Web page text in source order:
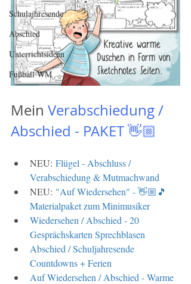
Schulajhresende
Abschied
Unterrichtsideen
Fußball WM
Mein Verabschiedung /
Abschied - PAKET 👋🏼
NEU: Flügel - Abschluss /
Verabschiedung & Mutmachwand
NEU: "Auf Wiedersehen" - 👋🏼🎵
Materialpaket zum Minimusiker
Wiedersehen / Abschied - 20
Gesprächskarten Sprechblasen
Abschied / Schuljahresende
Countdowns + Ferien
Auf Wiedersehen / Abschied - Warme